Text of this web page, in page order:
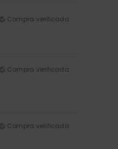
Compra verificada
Compra verificada
Compra verificada